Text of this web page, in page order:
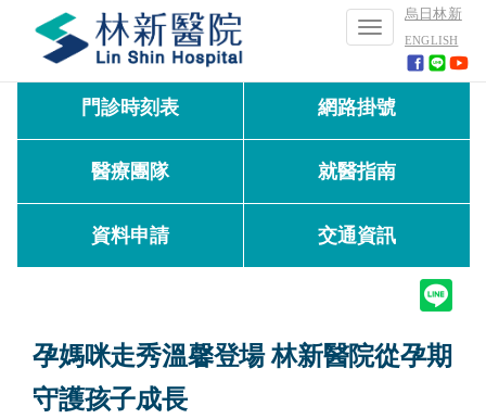
烏日林新
ENGLISH
Toggle
navigation
門診時刻表 網路掛號
醫療團隊 就醫指南
資料申請 交通資訊
孕媽咪走秀溫馨登場 林新醫院從孕期
守護孩子成長